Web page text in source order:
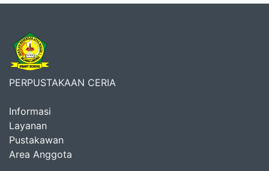
PERPUSTAKAAN CERIA
Informasi
Layanan
Pustakawan
Area Anggota